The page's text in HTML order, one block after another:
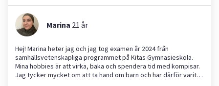
möta nya människor och tycker det känns meningsfullt att få
vara till hjälp. Att göra skillnad i andras vardag är viktigt för mig
och jag är bra på att samarbeta och trivs i sociala sammanhang.
Jag tycker särskilt mycket om barnpassning och har erfarenhet
av att ta hand om barn från 4 år och uppåt, både i grupp och
enskilt. Eftersom min mamma är förskolelärare har jag fått extra
insikt och inspiration kring att arbeta med barn. Behöver du hjälp
med barnvakt, trädgårdsarbete, läxhjälp eller liknande så hjälper
jag gärna till. Tack!
Marina 21 år
Hej! Marina heter jag och jag tog examen år 2024 från
samhällsvetenskapliga programmet på Kitas Gymnasieskola.
Mina hobbies är att virka, baka och spendera tid med kompisar.
Jag tycker mycket om att ta hand om barn och har därför varit